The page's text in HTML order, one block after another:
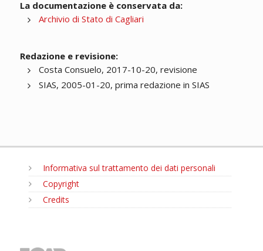
La documentazione è conservata da:
Archivio di Stato di Cagliari
Redazione e revisione:
Costa Consuelo, 2017-10-20, revisione
SIAS, 2005-01-20, prima redazione in SIAS
Informativa sul trattamento dei dati personali
Copyright
Credits